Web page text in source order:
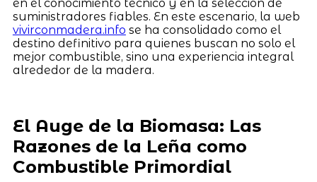
en el conocimiento técnico y en la selección de
suministradores fiables. En este escenario, la web
vivirconmadera.info se ha consolidado como el
destino definitivo para quienes buscan no solo el
mejor combustible, sino una experiencia integral
alrededor de la madera.
El Auge de la Biomasa: Las
Razones de la Leña como
Combustible Primordial